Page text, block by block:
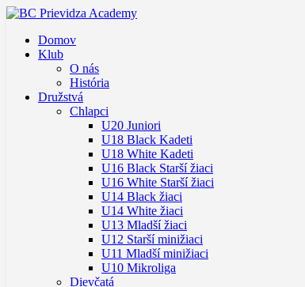
Domov
Klub
O nás
História
Družstvá
Chlapci
U20 Juniori
U18 Black Kadeti
U18 White Kadeti
U16 Black Starší žiaci
U16 White Starší žiaci
U14 Black žiaci
U14 White žiaci
U13 Mladší žiaci
U12 Starší minižiaci
U11 Mladší minižiaci
U10 Mikroliga
Dievčatá